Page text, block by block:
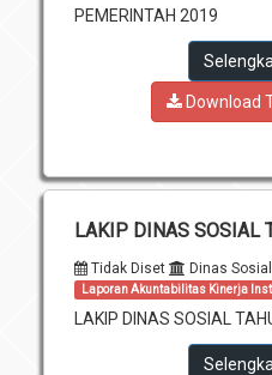
PEMERINTAH 2019
Download
LAKIP DINAS SOSIAL
Tidak Diset Dinas
Laporan Akuntabilitas Kinerja
LAKIP DINAS SOSIAL